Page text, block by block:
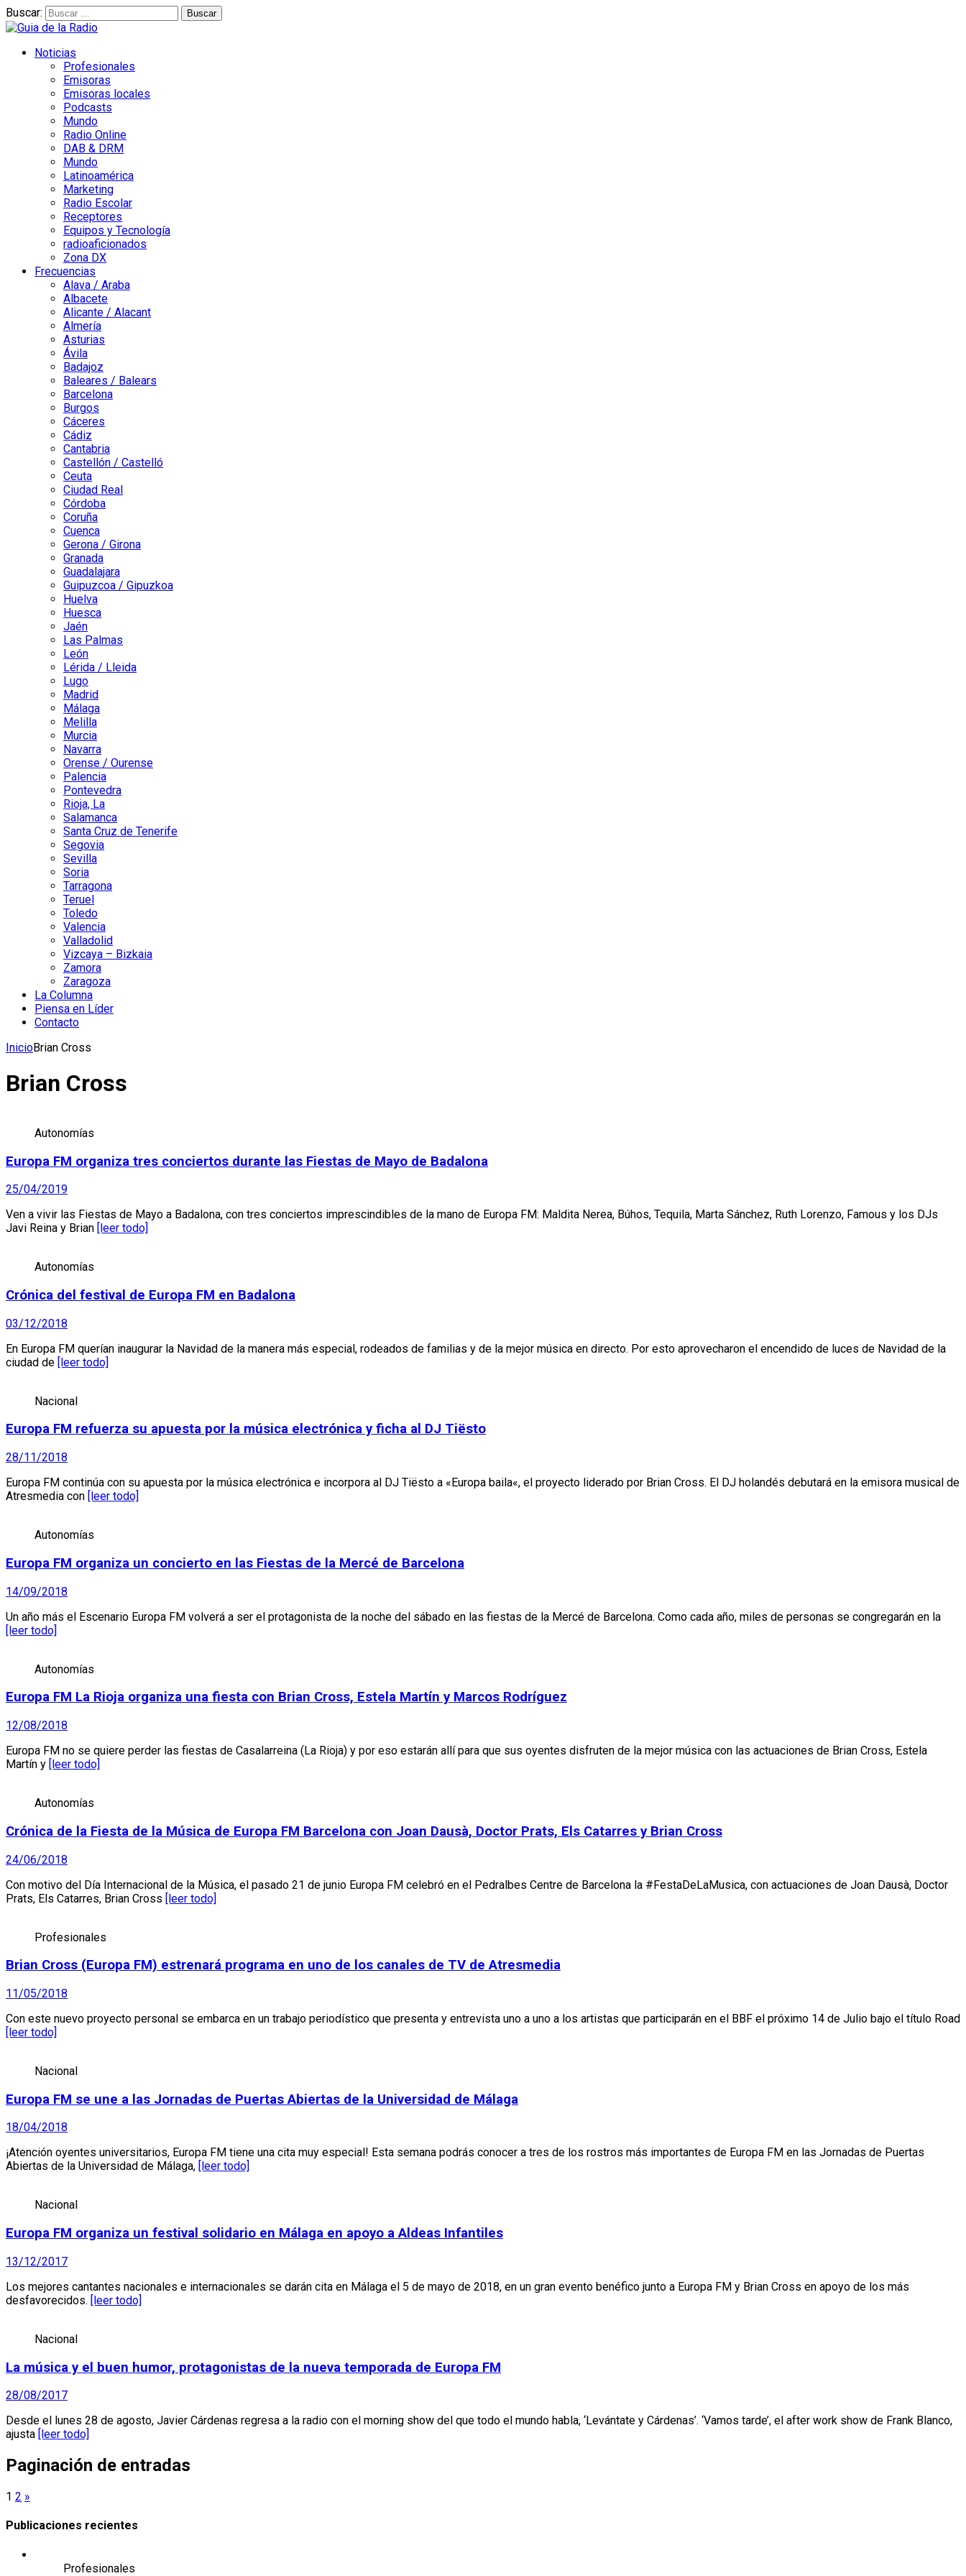
Buscar:
Noticias
Profesionales
Emisoras
Emisoras locales
Podcasts
Mundo
Radio Online
DAB & DRM
Mundo
Latinoamérica
Marketing
Radio Escolar
Receptores
Equipos y Tecnología
radioaficionados
Zona DX
Frecuencias
Alava / Araba
Albacete
Alicante / Alacant
Almería
Asturias
Ávila
Badajoz
Baleares / Balears
Barcelona
Burgos
Cáceres
Cádiz
Cantabria
Castellón / Castelló
Ceuta
Ciudad Real
Córdoba
Coruña
Cuenca
Gerona / Girona
Granada
Guadalajara
Guipuzcoa / Gipuzkoa
Huelva
Huesca
Jaén
Las Palmas
León
Lérida / Lleida
Lugo
Madrid
Málaga
Melilla
Murcia
Navarra
Orense / Ourense
Palencia
Pontevedra
Rioja, La
Salamanca
Santa Cruz de Tenerife
Segovia
Sevilla
Soria
Tarragona
Teruel
Toledo
Valencia
Valladolid
Vizcaya – Bizkaia
Zamora
Zaragoza
La Columna
Piensa en Líder
Contacto
InicioBrian Cross
Brian Cross
Autonomías
Europa FM organiza tres conciertos durante las Fiestas de Mayo de Badalona
25/04/2019
Ven a vivir las Fiestas de Mayo a Badalona, con tres conciertos imprescindibles de la mano de Europa FM: Maldita Nerea, Búhos, Tequila, Marta Sánchez, Ruth Lorenzo, Famous y los DJs
Javi Reina y Brian
[leer todo]
Autonomías
Crónica del festival de Europa FM en Badalona
03/12/2018
En Europa FM querían inaugurar la Navidad de la manera más especial, rodeados de familias y de la mejor música en directo. Por esto aprovecharon el encendido de luces de Navidad de la
ciudad de [leer todo]
Nacional
Europa FM refuerza su apuesta por la música electrónica y ficha al DJ Tiësto
28/11/2018
Europa FM continúa con su apuesta por la música electrónica e incorpora al DJ Tiësto a «Europa baila«, el proyecto liderado por Brian Cross. El DJ holandés debutará en la emisora musical de
Atresmedia con
[leer todo]
Autonomías
Europa FM organiza un concierto en las Fiestas de la Mercé de Barcelona
14/09/2018
Un año más el Escenario Europa FM volverá a ser el protagonista de la noche del sábado en las fiestas de la Mercé de Barcelona. Como cada año, miles de personas se congregarán en la
[leer todo]
Autonomías
Europa FM La Rioja organiza una fiesta con Brian Cross, Estela Martín y Marcos Rodríguez
12/08/2018
Europa FM no se quiere perder las fiestas de Casalarreina (La Rioja) y por eso estarán allí para que sus oyentes disfruten de la mejor música con las actuaciones de Brian Cross, Estela
Martín y [leer todo]
Autonomías
Crónica de la Fiesta de la Música de Europa FM Barcelona con Joan Dausà, Doctor Prats, Els Catarres y Brian Cross
24/06/2018
Con motivo del Día Internacional de la Música, el pasado 21 de junio Europa FM celebró en el Pedralbes Centre de Barcelona la #FestaDeLaMusica, con actuaciones de Joan Dausà, Doctor
Prats, Els Catarres, Brian Cross [leer todo]
Profesionales
Brian Cross (Europa FM) estrenará programa en uno de los canales de TV de Atresmedia
11/05/2018
Con este nuevo proyecto personal se embarca en un trabajo periodístico que presenta y entrevista uno a uno a los artistas que participarán en el BBF el próximo 14 de Julio bajo el título Road
[leer todo]
Nacional
Europa FM se une a las Jornadas de Puertas Abiertas de la Universidad de Málaga
18/04/2018
¡Atención oyentes universitarios, Europa FM tiene una cita muy especial! Esta semana podrás conocer a tres de los rostros más importantes de Europa FM en las Jornadas de Puertas
Abiertas de la Universidad de Málaga,
[leer todo]
Nacional
Europa FM organiza un festival solidario en Málaga en apoyo a Aldeas Infantiles
13/12/2017
Los mejores cantantes nacionales e internacionales se darán cita en Málaga el 5 de mayo de 2018, en un gran evento benéfico junto a Europa FM y Brian Cross en apoyo de los más
desfavorecidos. [leer todo]
Nacional
La música y el buen humor, protagonistas de la nueva temporada de Europa FM
28/08/2017
Desde el lunes 28 de agosto, Javier Cárdenas regresa a la radio con el morning show del que todo el mundo habla, ‘Levántate y Cárdenas’. ‘Vamos tarde’, el after work show de Frank Blanco,
ajusta
[leer todo]
Paginación de entradas
1 2 »
Publicaciones recientes
Profesionales